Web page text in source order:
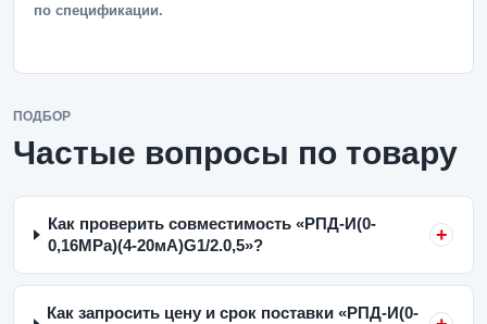
по спецификации.
ПОДБОР
Частые вопросы по товару
Как проверить совместимость «РПД-И(0-
0,16MPa)(4-20мА)G1/2.0,5»?
Как запросить цену и срок поставки «РПД-И(0-